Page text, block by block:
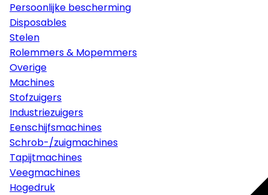
Persoonlijke bescherming
Disposables
Stelen
Rolemmers & Mopemmers
Overige
Machines
Stofzuigers
Industriezuigers
Eenschijfsmachines
Schrob-/zuigmachines
Tapijtmachines
Veegmachines
Hogedruk